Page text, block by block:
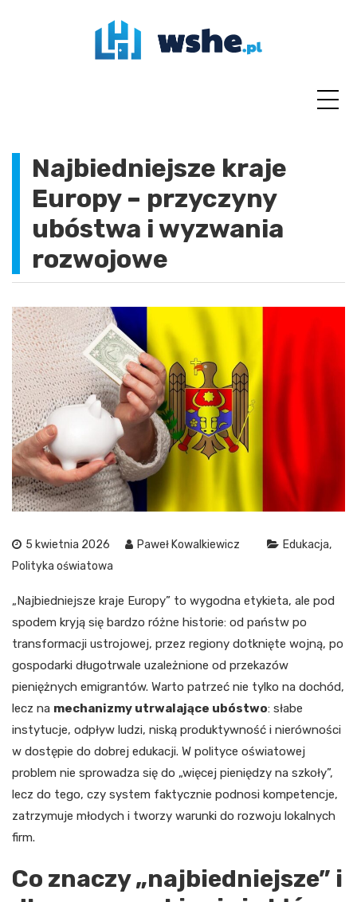
Najbiedniejsze kraje
Europy – przyczyny
ubóstwa i wyzwania
rozwojowe
5 kwietnia 2026 Paweł Kowalkiewicz
Edukacja
Polityka oświatowa
„Najbiedniejsze kraje Europy” to wygodna etykieta, ale pod
spodem kryją się bardzo różne historie: od państw po
transformacji ustrojowej, przez regiony dotknięte wojną, po
gospodarki długotrwale uzależnione od przekazów
pieniężnych emigrantów. Warto patrzeć nie tylko na dochód,
lecz na mechanizmy utrwalające ubóstwo: słabe
instytucje, odpływ ludzi, niską produktywność i nierówności
w dostępie do dobrej edukacji. W polityce oświatowej
problem nie sprowadza się do „więcej pieniędzy na szkoły”,
lecz do tego, czy system faktycznie podnosi kompetencje,
zatrzymuje młodych i tworzy warunki do rozwoju lokalnych
firm.
Co znaczy „najbiedniejsze” i